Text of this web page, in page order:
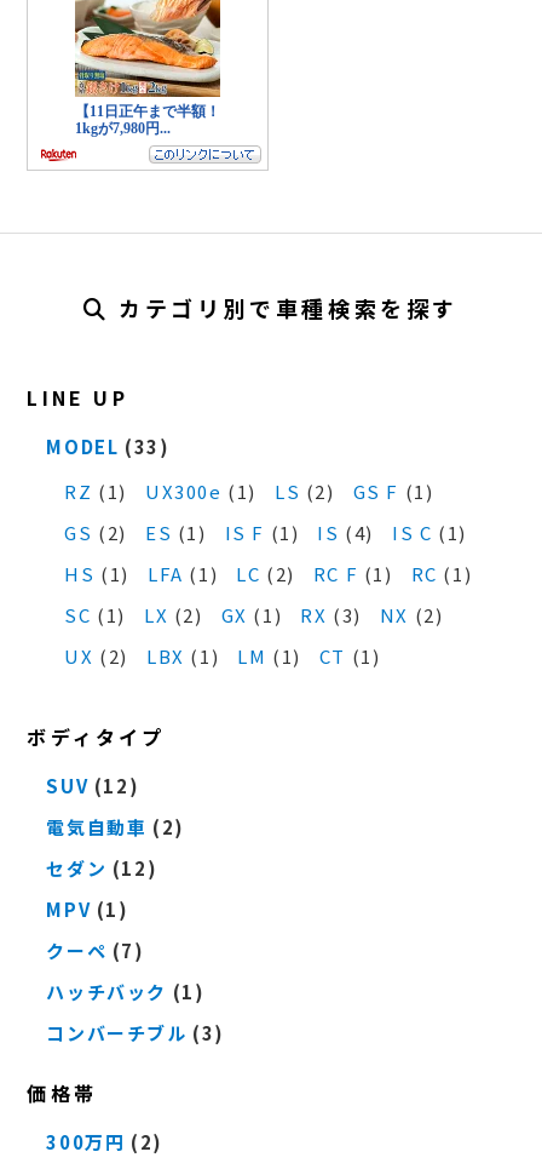
カテゴリ別で車種検索を探す
LINE UP
MODEL (33)
RZ (1) UX300e (1) LS (2) GS F (1)
GS (2) ES (1) IS F (1) IS (4) IS C (1)
HS (1) LFA (1) LC (2) RC F (1) RC (1)
SC (1) LX (2) GX (1) RX (3) NX (2)
UX (2) LBX (1) LM (1) CT (1)
ボディタイプ
SUV (12)
電気自動車 (2)
セダン (12)
MPV (1)
クーペ (7)
ハッチバック (1)
コンバーチブル (3)
価格帯
300万円 (2)